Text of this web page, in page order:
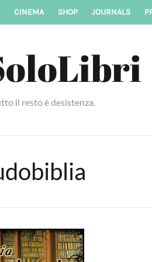
CINEMA SHOP JOURNALS
il resto è desistenza.